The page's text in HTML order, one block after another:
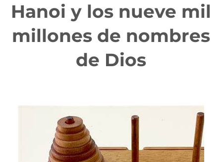
Hanoi y los nueve mil
millones de nombres
de Dios